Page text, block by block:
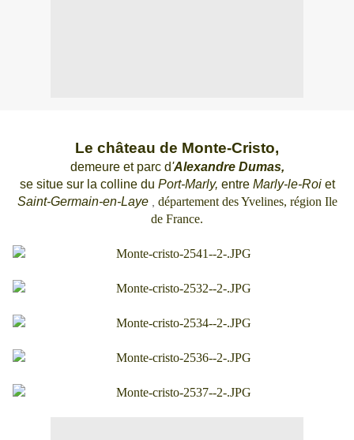
Le château de Monte-Cristo,
demeure et parc d'Alexandre Dumas,
se situe sur la colline du Port-Marly, entre Marly-le-Roiet
Saint-Germain-en-Laye, département des Yvelines, région Ile
de France.